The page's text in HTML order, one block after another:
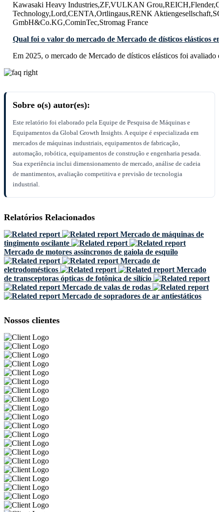
Kawasaki Heavy Industries,ZF,VULKAN
Technology,Lord,CENTA,Ortlingaus,RENK
GmbH&Co.KG,CominTec,Stromag France
Qual foi o valor do mercado de Mercado de dísticos elásticos
Em 2025, o mercado de Mercado de dísticos elásticos foi
Sobre o(s) autor(es):
Este relatório foi elaborado pela Equipe de Pesquisa de Máquinas e
Equipamentos da Global Growth Insights. A equipe é especializada em
mercados de máquinas industriais, equipamentos de fabricação,
automação, robótica, equipamentos de construção e engenharia pesada.
Sua experiência inclui dimensionamento de mercado, análise de cadeia
de mantimentos, avaliação competitiva e previsão de tecnologia
industrial.
Relatórios Relacionados
Mercado de máquinas de
tingimento oscilante
Mercado de motores assíncronos de gaiola de esquilo
Mercado de
eletrodomésticos
Mercado
de transceptoras ópticas de fotônica de silício
Mercado de valas de rodas
Mercado de sopradores de ar antiestáticos
Nossos clientes